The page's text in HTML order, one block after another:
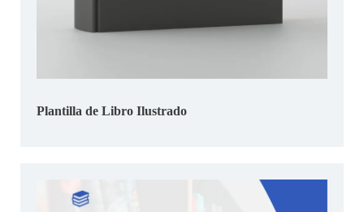
Plantilla de Libro Ilustrado